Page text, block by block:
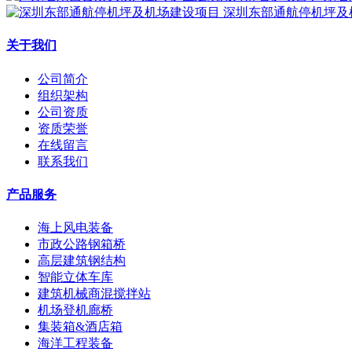
深圳东部通航停机坪及
关于我们
公司简介
组织架构
公司资质
资质荣誉
在线留言
联系我们
产品服务
海上风电装备
市政公路钢箱桥
高层建筑钢结构
智能立体车库
建筑机械商混搅拌站
机场登机廊桥
集装箱&酒店箱
海洋工程装备